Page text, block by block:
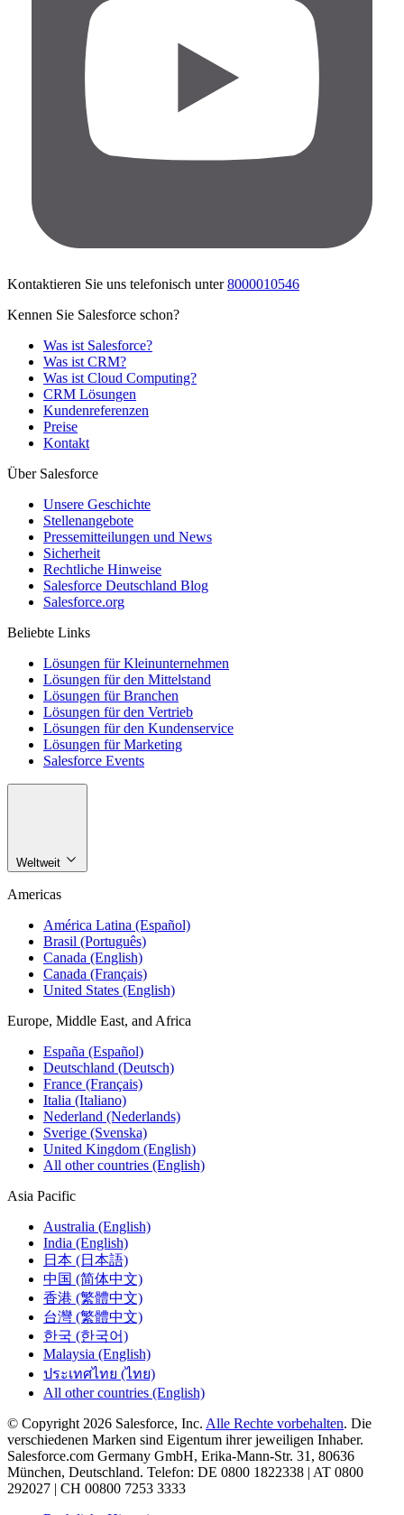
Kontaktieren Sie uns telefonisch unter 8000010546
Kennen Sie Salesforce schon?
Was ist Salesforce?
Was ist CRM?
Was ist Cloud Computing?
CRM Lösungen
Kundenreferenzen
Preise
Kontakt
Über Salesforce
Unsere Geschichte
Stellenangebote
Pressemitteilungen und News
Sicherheit
Rechtliche Hinweise
Salesforce Deutschland Blog
Salesforce.org
Beliebte Links
Lösungen für Kleinunternehmen
Lösungen für den Mittelstand
Lösungen für Branchen
Lösungen für den Vertrieb
Lösungen für den Kundenservice
Lösungen für Marketing
Salesforce Events
Weltweit
Americas
América Latina (Español)
Brasil (Português)
Canada (English)
Canada (Français)
United States (English)
Europe, Middle East, and Africa
España (Español)
Deutschland (Deutsch)
France (Français)
Italia (Italiano)
Nederland (Nederlands)
Sverige (Svenska)
United Kingdom (English)
All other countries (English)
Asia Pacific
Australia (English)
India (English)
日本 (日本語)
中国 (简体中文)
香港 (繁體中文)
台灣 (繁體中文)
한국 (한국어)
Malaysia (English)
ประเทศไทย (ไทย)
All other countries (English)
© Copyright 2026 Salesforce, Inc. Alle Rechte vorbehalten. Die
verschiedenen Marken sind Eigentum ihrer jeweiligen Inhaber.
Salesforce.com Germany GmbH, Erika-Mann-Str. 31, 80636
München, Deutschland. Telefon: DE 0800 1822338 | AT 0800
292027 | CH 00800 7253 3333